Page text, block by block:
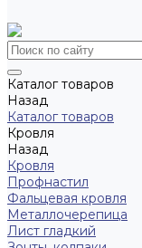
Каталог товаров
Назад
Каталог товаров
Кровля
Назад
Кровля
Профнастил
Фальцевая кровля
Металлочерепица
Лист гладкий